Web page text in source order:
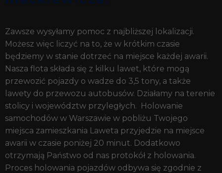
Zawsze wysyłamy pomoc z najbliższej lokalizacji.
Możesz więc liczyć na to, że w krótkim czasie
będziemy w stanie dotrzeć na miejsce każdej awarii.
Nasza flota składa się z kilku lawet, które mogą
przewozić pojazdy o wadze do 3,5 tony, a także
lawety do przewozu autobusów. Działamy na terenie
stolicy i województw przyległych. Holowanie
samochodów w Warszawie w pobliżu Twojego
miejsca zamieszkania Laweta przyjedzie na miejsce
awarii w czasie poniżej 20 minut. Dodatkowo
otrzymają Państwo od nas protokół z holowania.
Proces holowania pojazdów odbywa się zgodnie z